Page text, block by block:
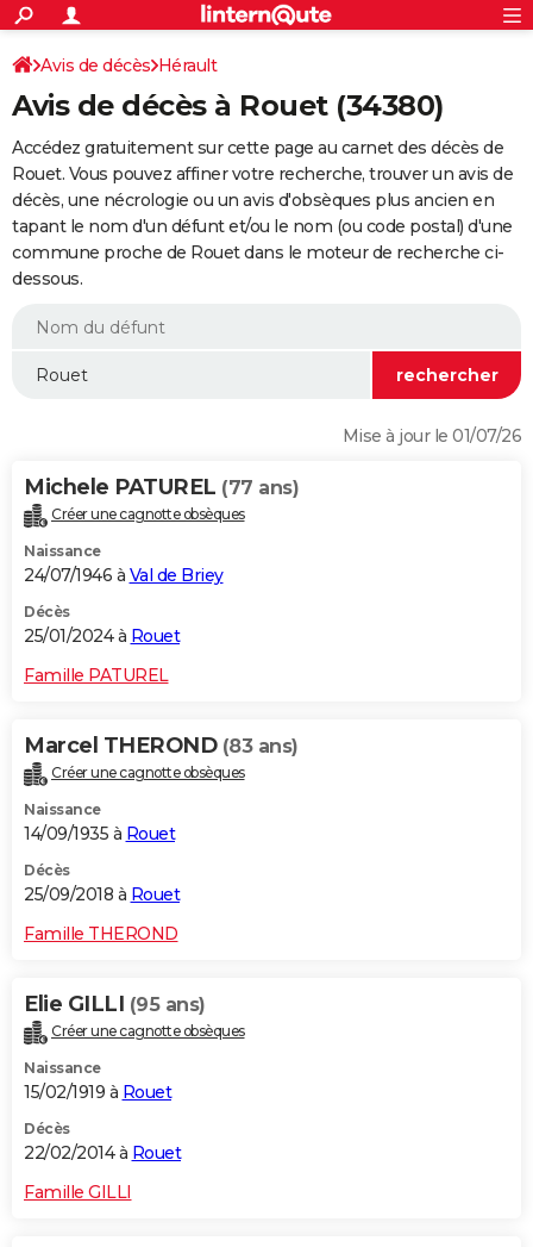
ACTUALITÉS
Politique
Société
Faits Divers
Education
Monde
Villes
+
SPORT
Coupe du monde 2026
Football
Tennis
Cyclisme
Rugby
Forum
Programme TV
TNT
Streaming
Cinéma
Sorties cinéma
Musique
+
FINANCE
Retraite
Epargne
Immobilier
Risques naturels par ville
Assurance
AUTO
Essais
Réserver un essai
Citadines
Berlines
SUV
Forum auto
+
HIGH-TECH
BRICOLAGE
WEEK-END
Alimentation
Guide de la santé
Maladies
Médicaments
Sommeil
VOYAGE
Destinations
City break
Voyage nature
Voyage de noces
Forum
Climat
+PHOTO
GUIDES D'ACHAT
Carte de Noël
Carte Bonne année
Carte Saint-Valentin
Carte Pâques
Carte d'anniversaire
DICTIONNAIRE
Dictionnaire
Biographies
Citations
Expressions
Proverbes
PROGRAMME TV
S'inscrire
Se connecter
Lycées
Collèges
Primaires
Universités
Entreprises
Service militaire
Avis de recherche
AVIS DE DÉCÈS
FORUM
Bricolage
Lifestyle
Culture
Sport
Auto
Television
Voyage
Cinema
Avis de décès Hérault
Avis de décès à Rouet (34380)
Accédez gratuitement sur cette page au carnet des décès de
Rouet. Vous pouvez affiner votre recherche, trouver un avis de
décès, une nécrologie ou un avis d'obsèques plus ancien en
tapant le nom d'un défunt et/ou le nom (ou code postal) d'une
commune proche de Rouet dans le moteur de recherche ci-
dessous.
Mise à jour le 01/07/26
Michele PATUREL (77 ans)
Créer une cagnotte obsèques
Naissance
24/07/1946 à Val de Briey
Décès
25/01/2024 à Rouet
Famille PATUREL
Marcel THEROND (83 ans)
Créer une cagnotte obsèques
Naissance
14/09/1935 à Rouet
Décès
25/09/2018 à Rouet
Famille THEROND
Elie GILLI (95 ans)
Créer une cagnotte obsèques
Naissance
15/02/1919 à Rouet
Décès
22/02/2014 à Rouet
Famille GILLI